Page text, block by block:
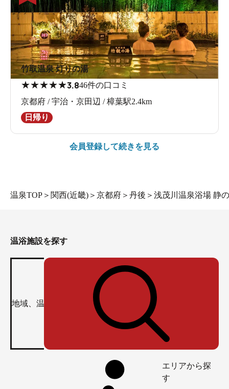
竹取温泉 灯りの湯
★★★★★3.846件の口コミ
京都府 / 宇治・京田辺 / 樟葉駅2.4km
日帰り
会員登録して続きを見る
温泉TOP ＞ 関西(近畿) ＞ 京都府 ＞ 丹後 ＞ 浅茂川温泉浴場 静
温浴施設を探す
エリアから探
す